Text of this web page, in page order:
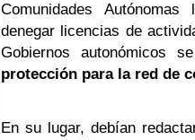
Comunidades
denegar licencias de
Gobiernos autonómicos
protección para la red de
En su lugar, debían